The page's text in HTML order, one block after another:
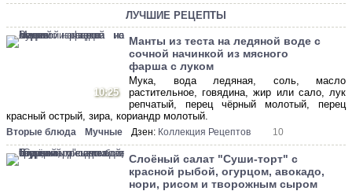
ЛУЧШИЕ РЕЦЕПТЫ
10:25
Манты из теста на ледяной воде с
сочной начинкой из мясного
фарша с луком
Мука, вода ледяная, соль, масло
растительное, говядина, жир или сало, лук
репчатый, перец чёрный молотый, перец
красный острый, зира, кориандр молотый.
Вторые блюда Мучные Дзен: Коллекция Рецептов 10
Слоёный салат "Суши-торт" с
красной рыбой, огурцом, авокадо,
нори, рисом и творожным сыром